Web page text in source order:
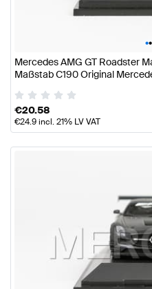
••
Mercedes AMG GT Roadster
Maßstab C190 Original
€20.58
€24.9incl. 21% LV VAT